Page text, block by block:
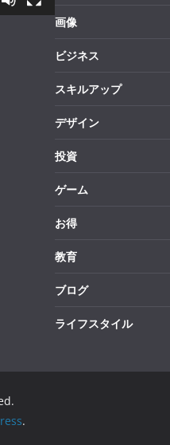
画像
ビジネス
スキルアップ
デザイン
投資
ゲーム
お得
教育
ブログ
ライフスタイル
.